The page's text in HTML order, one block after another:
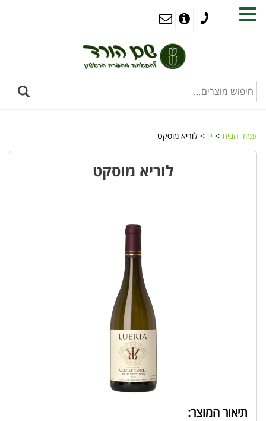
עמוד הבית > יין > לוריא מוסקט
לוריא מוסקט
תיאור המוצר: